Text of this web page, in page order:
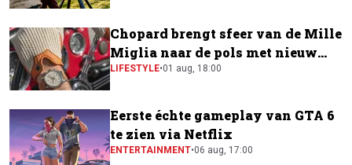
Chopard brengt sfeer van de Mille
Miglia naar de pols met nieuw
horloge
LIFESTYLE•01 aug, 18:00
Eerste échte gameplay van GTA 6
te zien via Netflix
ENTERTAINMENT•06 aug, 17:00